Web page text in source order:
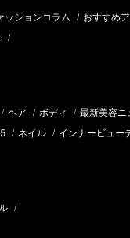
ッションコラム / おすすめ
/
/ ヘア / ボディ / 最新美容ニ
/ ネイル / インナービュー
/